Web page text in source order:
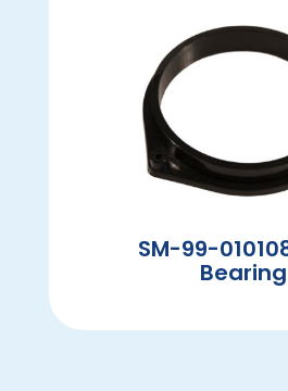
SM-99-
Bearing